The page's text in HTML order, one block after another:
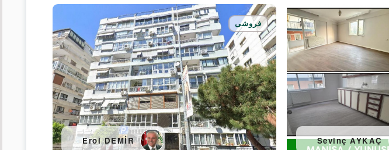
Yalova
Düzce
Balıkesir
Bolu
Çanakkale Sevinç AYKAÇ
فروشی
Erol DEMİR